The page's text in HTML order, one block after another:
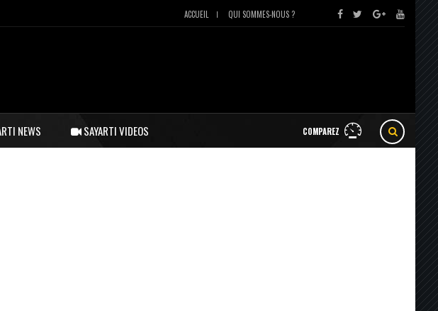
ACCUEIL QUI SOMMES-NOUS ?
COMPAREZ
NEWS SAYARTI VIDEOS